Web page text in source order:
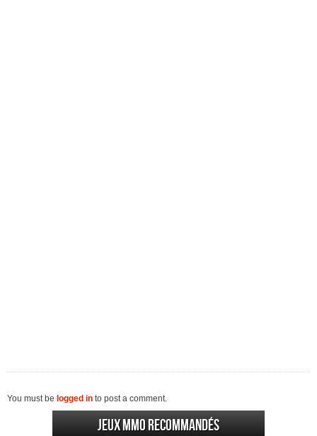
You must be logged in to post a comment.
Jeux MMO recommandés